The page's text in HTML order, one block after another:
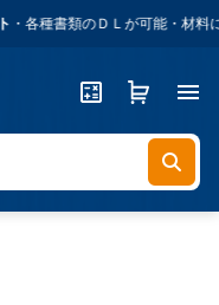
・各種書類のＤＬが可能・材料に